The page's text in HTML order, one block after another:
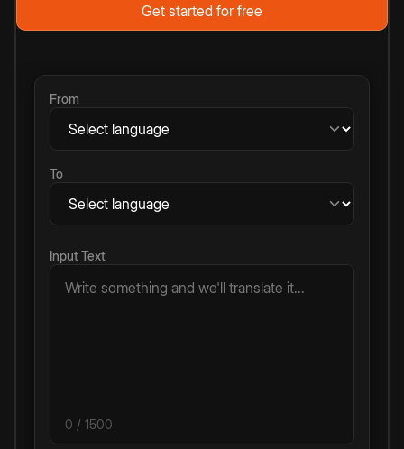
Get started for free
From
To
Input Text
0 / 1500